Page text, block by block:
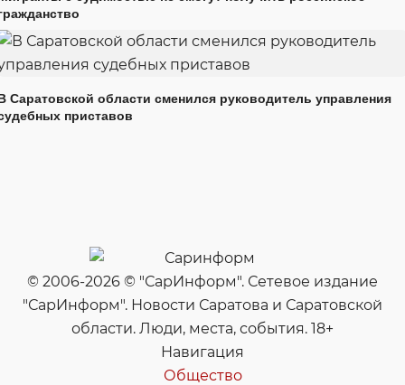
Саратовской области сменился руководитель управления
приставов
© 2006-2026 © "СарИнформ". Сетевое издание
"СарИнформ". Новости Саратова и Саратовской
области. Люди, места, события. 18+
Навигация
Общество